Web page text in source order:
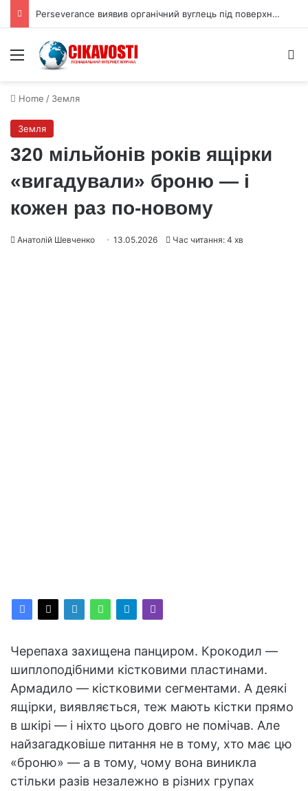
Perseverance виявив органічний вуглець під поверхнею Марса
Menu
Home / Земля
Земля
320 мільйонів років ящірки
«вигадували» броню — і
кожен раз по-новому
Анатолій Шевченко 13.05.2026 Час читання: 4 хв
Черепаха захищена панциром. Крокодил —
шиплоподібними кістковими пластинами.
Армадило — кістковими сегментами. А деякі
ящірки, виявляється, теж мають кістки прямо
в шкірі — і ніхто цього довго не помічав. Але
найзагадковіше питання не в тому, хто має цю
«броню» — а в тому, чому вона виникла
стільки разів незалежно в різних групах